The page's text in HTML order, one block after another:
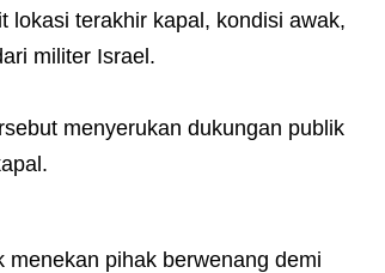
lokasi terakhir kapal, kondisi awak,
militer Israel.
menyerukan dukungan publik
menekan pihak berwenang demi